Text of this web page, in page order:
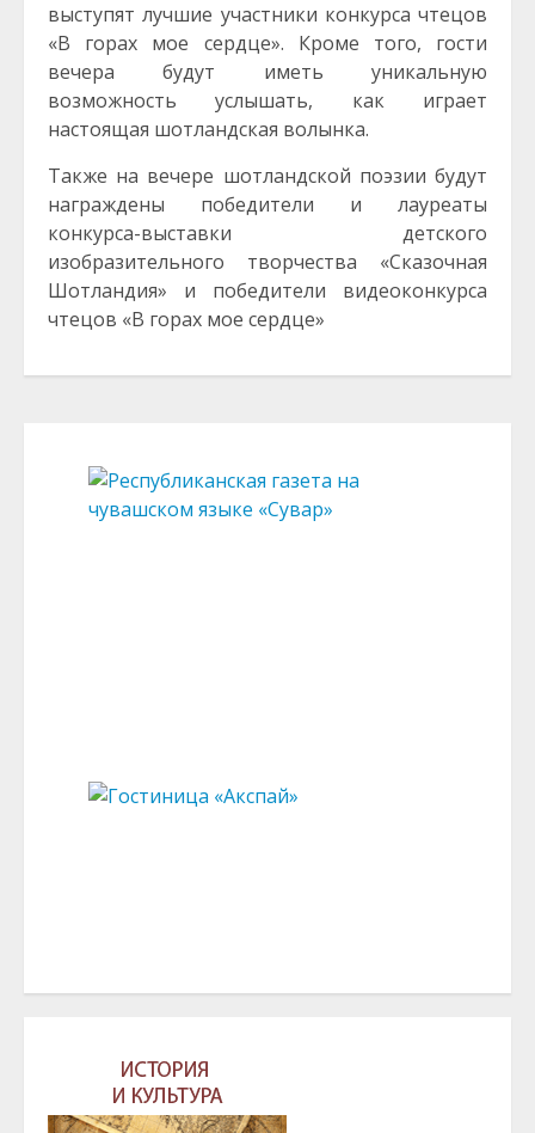
выступят лучшие участники конкурса чтецов
«В горах мое сердце». Кроме того, гости
вечера будут иметь уникальную
возможность услышать, как играет
настоящая шотландская волынка.
Также на вечере шотландской поэзии будут
награждены победители и лауреаты
конкурса-выставки детского
изобразительного творчества «Сказочная
Шотландия» и победители видеоконкурса
чтецов «В горах мое сердце»